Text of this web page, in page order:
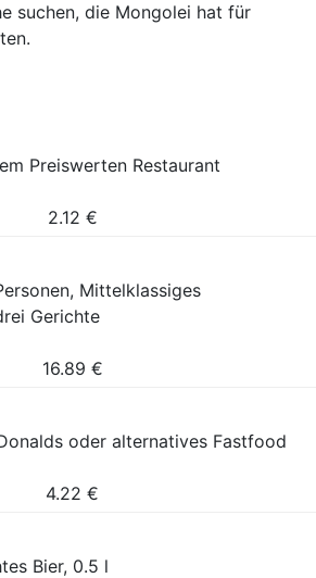
suchen, die Mongolei hat für
Preiswerten Restaurant
2.12 €
Mittelklassiges
Gerichte
16.89 €
oder alternatives Fastfood
4.22 €
Bier, 0.5 l